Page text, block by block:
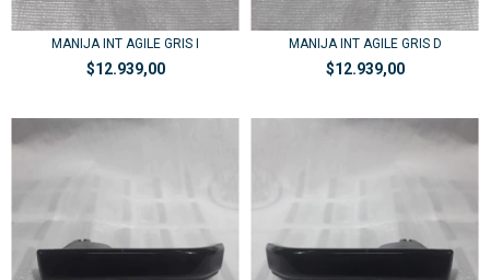
MANIJA INT AGILE GRIS I
$12.939,00
MANIJA INT AGILE GRIS D
$12.939,00